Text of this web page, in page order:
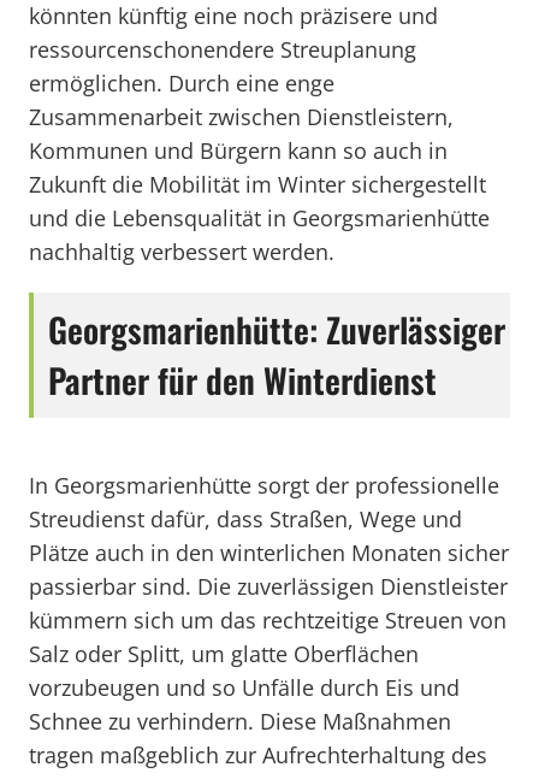
könnten künftig eine noch präzisere und
ressourcenschonendere Streuplanung
ermöglichen. Durch eine enge
Zusammenarbeit zwischen Dienstleistern,
Kommunen und Bürgern kann so auch in
Zukunft die Mobilität im Winter sichergestellt
und die Lebensqualität in Georgsmarienhütte
nachhaltig verbessert werden.
Georgsmarienhütte: Zuverlässiger
Partner für den Winterdienst
In Georgsmarienhütte sorgt der professionelle
Streudienst dafür, dass Straßen, Wege und
Plätze auch in den winterlichen Monaten sicher
passierbar sind. Die zuverlässigen Dienstleister
kümmern sich um das rechtzeitige Streuen von
Salz oder Splitt, um glatte Oberflächen
vorzubeugen und so Unfälle durch Eis und
Schnee zu verhindern. Diese Maßnahmen
tragen maßgeblich zur Aufrechterhaltung des